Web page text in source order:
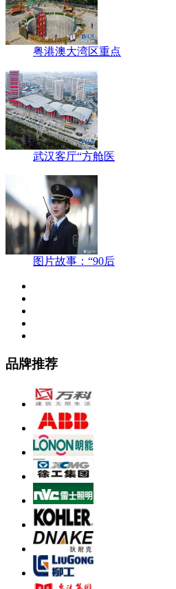
粤港澳大湾区重点
武汉客厅“方舱医
图片故事：“90后
品牌推荐